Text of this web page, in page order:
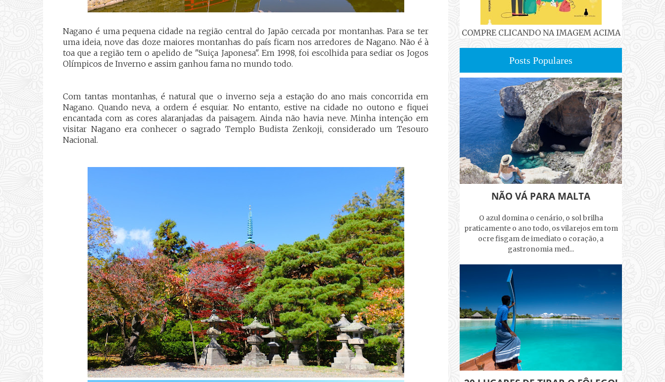
Nagano é uma pequena cidade na região central do Japão cercada por montanhas. Para se ter
uma ideia, nove das doze maiores montanhas do país ficam nos arredores de Nagano. Não é à
toa que a região tem o apelido de "Suiça Japonesa". Em 1998, foi escolhida para sediar os Jogos
Olímpicos de Inverno e assim ganhou fama no mundo todo.
Com tantas montanhas, é natural que o inverno seja a estação do ano mais concorrida em
Nagano. Quando neva, a ordem é esquiar. No entanto, estive na cidade no outono e fiquei
encantada com as cores alaranjadas da paisagem. Ainda não havia neve.Minha intenção em
visitar Nagano era conhecer o sagrado Templo Budista Zenkoji, considerado um Tesouro
Nacional.
COMPRE CLICANDO NA IMAGEM ACIMA
Posts Populares
NÃO VÁ PARA MALTA
O azul domina o cenário, o sol brilha
praticamente o ano todo, os vilarejos em tom
ocre fisgam de imediato o coração, a
gastronomia med...